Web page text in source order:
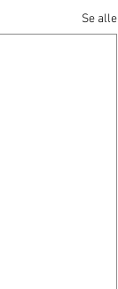
Se alle